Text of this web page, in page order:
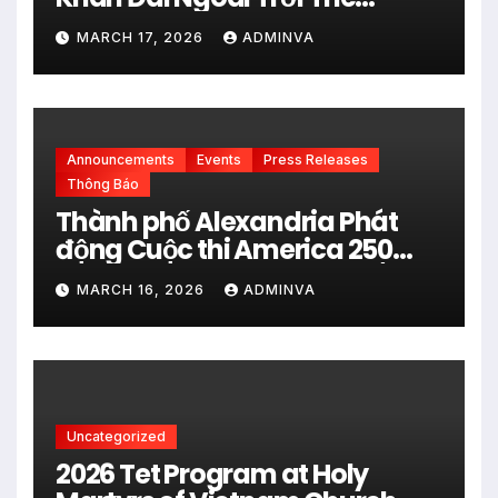
Pavilion thuộc Fair Park Mở
Cửa Miễn phí vào 34 Ngày Thi
đấu của FIFA World Cup 2026
MARCH 17, 2026 ADMINVA
Announcements Events
Press Releases
Thông Báo
Thành phố Alexandria Phát
động Cuộc thi America 250
City Art Poster Project” Nhằm
kỷ niệm 250 năm thành lập Hợp
chủng quốc Hoa Kỳ vào năm
2026
MARCH 16, 2026 ADMINVA
Uncategorized
2026 Tet Program at Holy